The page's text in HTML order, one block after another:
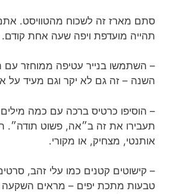
סתם מארז זה לשכוח מהטוויסט.
תהייה מועדפת ויפה שעה אחת
– השתמשו בנייר עטיפה ממוחזר
השנה – זה גם לא יקר וגם מעיד על
– הוסיפו כרטיס ברכה עם כמה
תעבירו את זה ב״אה, פשוט תודה״.
אותנטי, מצחיק, או מקורי.
– קישוטים קטנים כמו עלי זהב,
טבעות מתכת יפים – מראים השקעה